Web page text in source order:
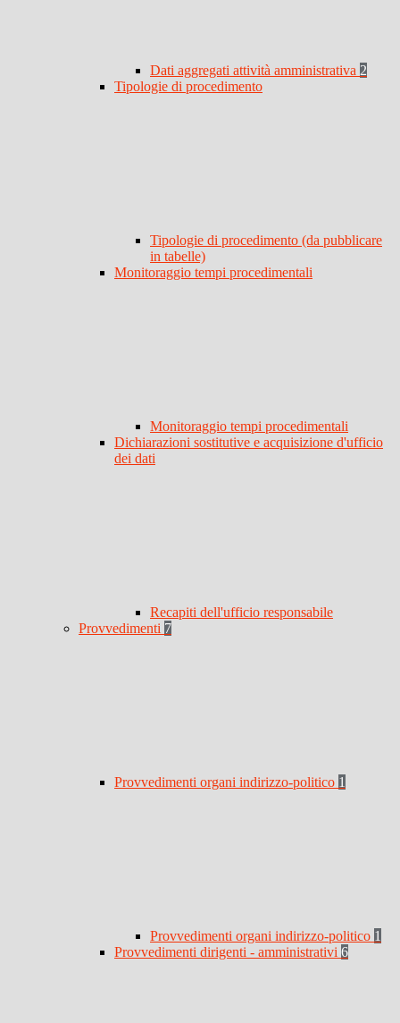
Dati aggregati attività amministrativa 2
Tipologie di procedimento
Tipologie di procedimento (da pubblicare
in tabelle)
Monitoraggio tempi procedimentali
Monitoraggio tempi procedimentali
Dichiarazioni sostitutive e acquisizione d'ufficio
dei dati
Recapiti dell'ufficio responsabile
Provvedimenti 7
Provvedimenti organi indirizzo-politico 1
Provvedimenti organi indirizzo-politico 1
Provvedimenti dirigenti - amministrativi 6